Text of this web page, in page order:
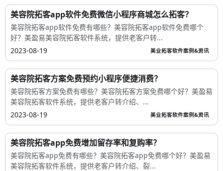
美容院拓客app软件免费微信小程序商城怎么拓客？
美容院拓客app软件免费有哪些？美容院拓客app软件免费哪个
好？美盈易美容院拓客软件系统，提供老客户转...
2023-08-19
美业拓客软件案例&资讯
美容院拓客方案免费预约小程序便捷消费？
美容院拓客方案免费有哪些？美容院拓客方案免费哪个好？美盈易
美容院拓客软件系统，提供老客户转介绍、...
2023-08-19
美业拓客软件案例&资讯
美容院拓客app免费增加留存率和复购率？
美容院拓客app免费有哪些？美容院拓客app免费哪个好？美盈易
美容院拓客软件系统，提供老客户转介绍、裂...